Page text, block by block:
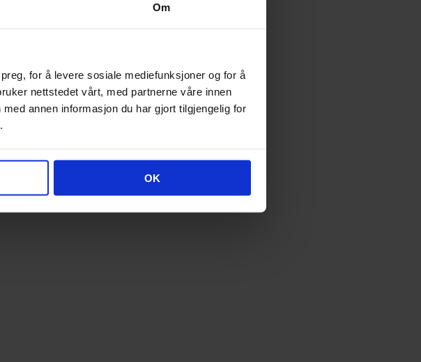
Om
for å levere sosiale mediefunksjoner og for å
nettstedet vårt, med partnerne våre innen
annen informasjon du har gjort tilgjengelig for
OK